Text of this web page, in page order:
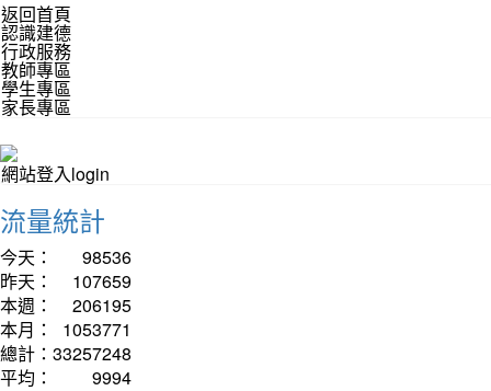
返回首頁
認識建德
行政服務
教師專區
學生專區
家長專區
網站登入login
流量統計
今天：
98536
昨天：
107659
本週：
206195
本月：
1053771
總計： 33257248
平均：
9994